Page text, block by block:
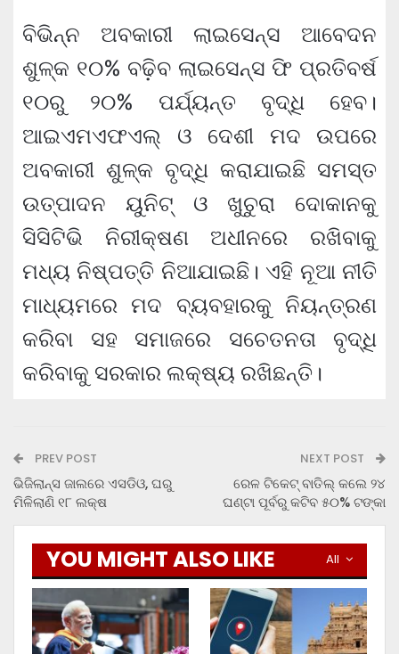
ବିଭିନ୍ନ ଅବକାରୀ ଲାଇସେନ୍ସ ଆବେଦନ
ଶୁଳ୍କ ୧୦% ବଢ଼ିବ ଲାଇସେନ୍ସ ଫି ପ୍ରତିବର୍ଷ
୧୦ରୁ ୨୦% ପର୍ଯ୍ୟନ୍ତ ବୃଦ୍ଧି ହେବ।
ଆଇଏମଏଫଏଲ୍ ଓ ଦେଶୀ ମଦ ଉପରେ
ଅବକାରୀ ଶୁଳ୍କ ବୃଦ୍ଧି କରାଯାଇଛି ସମସ୍ତ
ଉତ୍ପାଦନ ୟୁନିଟ୍ ଓ ଖୁଚୁରା ଦୋକାନକୁ
ସିସିଟିଭି ନିରୀକ୍ଷଣ ଅଧୀନରେ ରଖିବାକୁ
ମଧ୍ୟ ନିଷ୍ପତ୍ତି ନିଆଯାଇଛି। ଏହି ନୂଆ ନୀତି
ମାଧ୍ୟମରେ ମଦ ବ୍ୟବହାରକୁ ନିୟନ୍ତ୍ରଣ
କରିବା ସହ ସମାଜରେ ସଚେତନତା ବୃଦ୍ଧି
କରିବାକୁ ସରକାର ଲକ୍ଷ୍ୟ ରଖିଛନ୍ତି।
PREV POST
ଭିଜିଲାନ୍ସ ଜାଲରେ ଏସଡିଓ, ଘରୁ
ମିଳିଲାଣି ୧୮ ଲକ୍ଷ
NEXT POST
ରେଳ ଟିକେଟ୍ ବାତିଲ୍‌ କଲେ ୨୪
ଘଣ୍ଟା ପୂର୍ବରୁ କଟିବ ୫୦% ଟଙ୍କା
All
YOU MIGHT ALSO LIKE